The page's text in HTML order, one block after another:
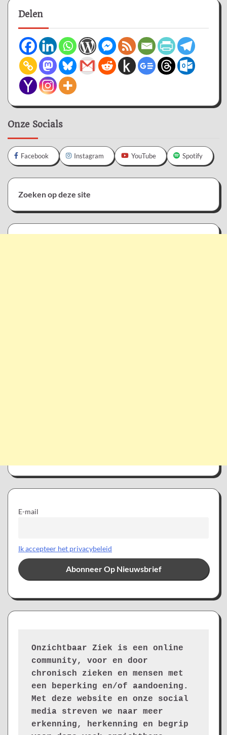
Delen
Onze Socials
Facebook Instagram YouTube Spotify
Zoeken op deze site
E-mail
Ik accepteer het privacybeleid
Onzichtbaar Ziek is een online
community, voor en door
chronisch zieken en mensen met
een beperking en/of aandoening.
Met deze website en onze social
media streven we naar meer
erkenning, herkenning en begrip